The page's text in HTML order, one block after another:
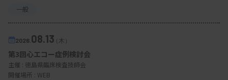
一般
2026. 08.13（木）
第3回心エコー症例検討会
主催 : 徳島県臨床検査技師会
開催場所 : WEB